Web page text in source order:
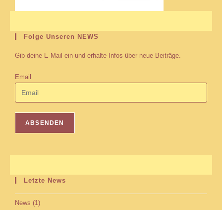
Folge Unseren NEWS
Gib deine E-Mail ein und erhalte Infos über neue Beiträge.
Email
Letzte News
News (1)